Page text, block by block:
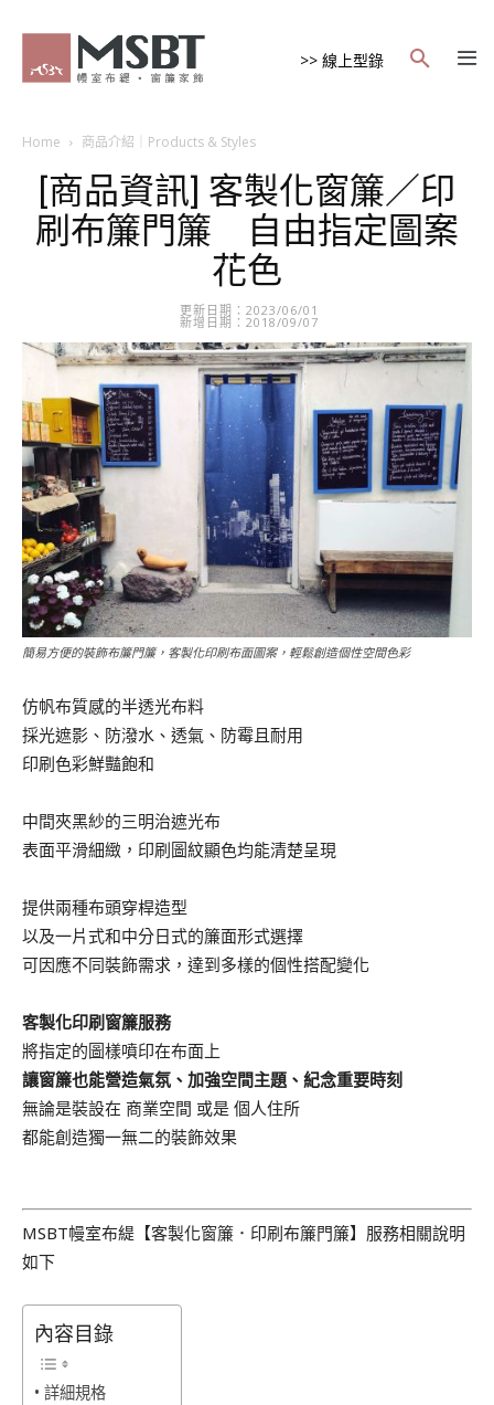
>> 線上型錄
Home 商品介紹｜Products & Styles
[商品資訊] 客製化窗簾／印
刷布簾門簾 自由指定圖案
花色
更新日期：2023/06/01
新增日期：2018/09/07
簡易方便的裝飾布簾門簾，客製化印刷布面圖案，輕鬆創造個性空間色彩
仿帆布質感的半透光布料
採光遮影、防潑水、透氣、防霉且耐用
印刷色彩鮮豔飽和
中間夾黑紗的三明治遮光布
表面平滑細緻，印刷圖紋顯色均能清楚呈現
提供兩種布頭穿桿造型
以及一片式和中分日式的簾面形式選擇
可因應不同裝飾需求，達到多樣的個性搭配變化
客製化印刷窗簾服務
將指定的圖樣噴印在布面上
讓窗簾也能營造氣氛、加強空間主題、紀念重要時刻
無論是裝設在 商業空間 或是 個人住所
都能創造獨一無二的裝飾效果
MSBT幔室布緹【客製化窗簾．印刷布簾門簾】服務相關說明
如下
內容目錄
• 詳細規格